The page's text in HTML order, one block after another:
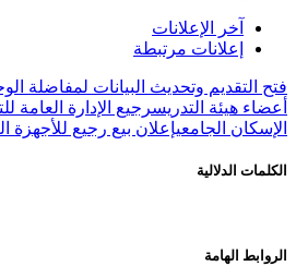
آخر الإعلانات
إعلانات مرتبطة
فتح التقديم وتحديث البيانات لمفاضلة
أعضاء هيئة التدريسرجيع الإدارة العامة
الإسكان الجامعيإعلان بيع رجيع للأجهزة
الكلمات الدلالية
الروابط الهامة